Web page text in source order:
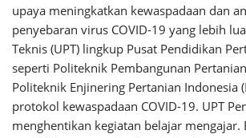
upaya meningkatkan kewaspadaan dan
penyebaran virus COVID-19 yang lebih
Teknis (UPT) lingkup Pusat Pendidikan
seperti Politeknik Pembangunan
Politeknik Enjinering Pertanian Indonesia
protokol kewaspadaan COVID-19. UPT
menghentikan kegiatan belajar mengajar.